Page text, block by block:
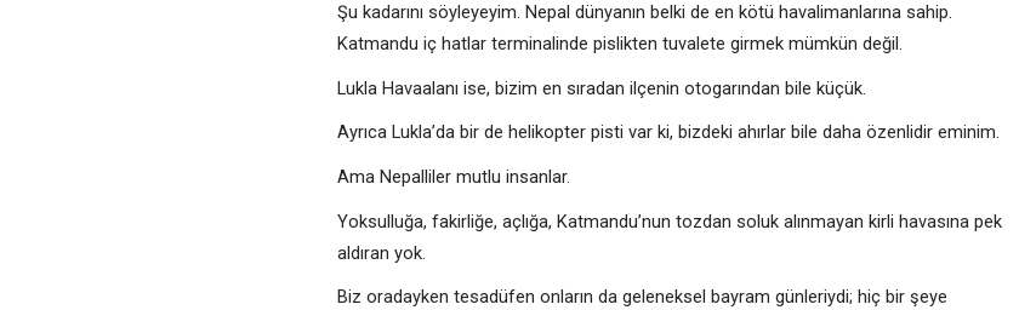
Şu kadarını söyleyeyim. Nepal dünyanın belki de en kötü havalimanlarına sahip.
Katmandu iç hatlar terminalinde pislikten tuvalete girmek mümkün değil.
Lukla Havaalanı ise, bizim en sıradan ilçenin otogarından bile küçük.
Ayrıca Lukla’da bir de helikopter pisti var ki, bizdeki ahırlar bile daha özenlidir eminim.
Ama Nepalliler mutlu insanlar.
Yoksulluğa, fakirliğe, açlığa, Katmandu’nun tozdan soluk alınmayan kirli havasına pek
aldıran yok.
Biz oradayken tesadüfen onların da geleneksel bayram günleriydi; hiç bir şeye